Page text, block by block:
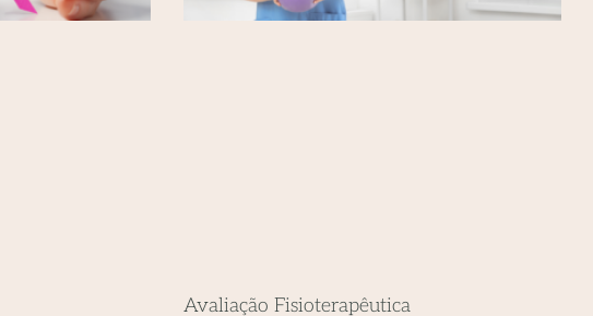
Avaliação Fisioterapêutica